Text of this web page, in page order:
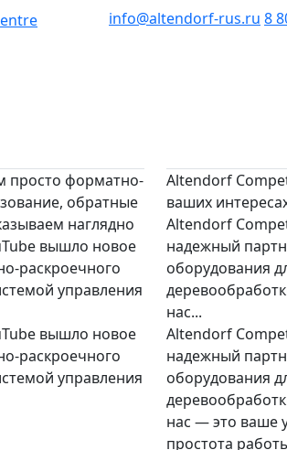
info@altendorf-rus.ru 8
форматно-
обратные
наглядно
вышло новое
раскроечного
управления
вышло новое
раскроечного
управления
Altendorf
ваших
Altendorf
надежный
оборудования
нас...
Altendorf
надежный
оборудования
нас — это ваше
простота